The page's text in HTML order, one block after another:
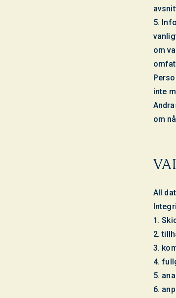
5.
om
inte
om
All
1.
2.
3.
4.
5.
6.